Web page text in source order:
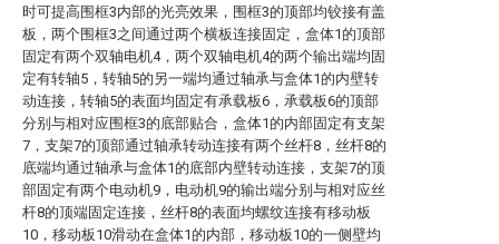
时可提高围框3内部的光亮效果，围框3的顶部均铰接有盖
板，两个围框3之间通过两个横板连接固定，盒体1的顶部
固定有两个双轴电机4，两个双轴电机4的两个输出端均固
定有转轴5，转轴5的另一端均通过轴承与盒体1的内壁转
动连接，转轴5的表面均固定有承载板6，承载板6的顶部
分别与相对应围框3的底部贴合，盒体1的内部固定有支架
7，支架7的顶部通过轴承转动连接有两个丝杆8，丝杆8的
底端均通过轴承与盒体1的底部内壁转动连接，支架7的顶
部固定有两个电动机9，电动机9的输出端分别与相对应丝
杆8的顶端固定连接，丝杆8的表面均螺纹连接有移动板
10，移动板10滑动在盒体1的内部，移动板10的一侧壁均